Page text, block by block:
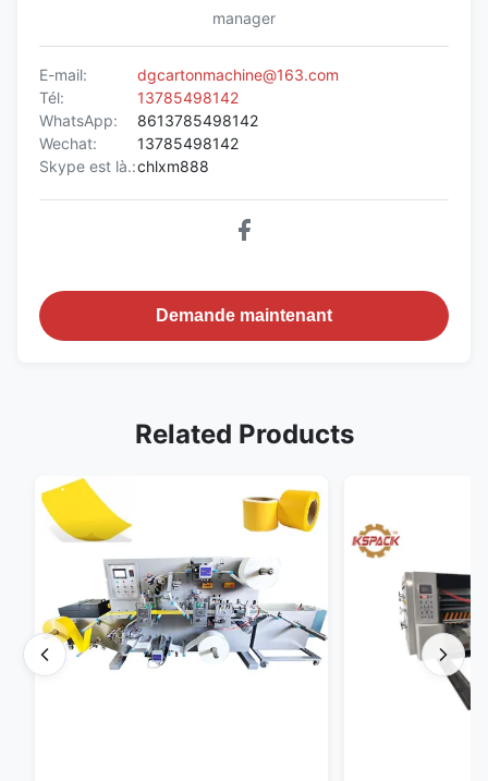
manager
E-mail:
dgcartonmachine@163.com
Tél:
13785498142
WhatsApp:
8613785498142
Wechat:
13785498142
Skype est là.:chlxm888
Demande maintenant
Related Products